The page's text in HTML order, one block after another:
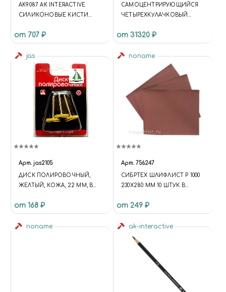
AK9087 AK INTERACTIVE
СИЛИКОНОВЫЕ КИСТИ
ТВЁРДЫЙ НАКОНЕЧНИК (5
ШТ.)
от 707 ₽
САМОЦЕНТРИРУЮЩИЙСЯ
ЧЕТЫРЕХКУЛАЧКОВЫЙ
от 31320 ₽
jas
Арт. jas2105
ДИСК ПОЛИРОВОЧНЫЙ,
ЖЕЛТЫЙ, КОЖА, 22 ММ, В
от 168 ₽
noname
Арт. 756247
СИБРТЕХ ШЛИФЛИСТ Р 1000
230Х280 ММ 10 ШТУК В
от 249 ₽
noname ak-interactive